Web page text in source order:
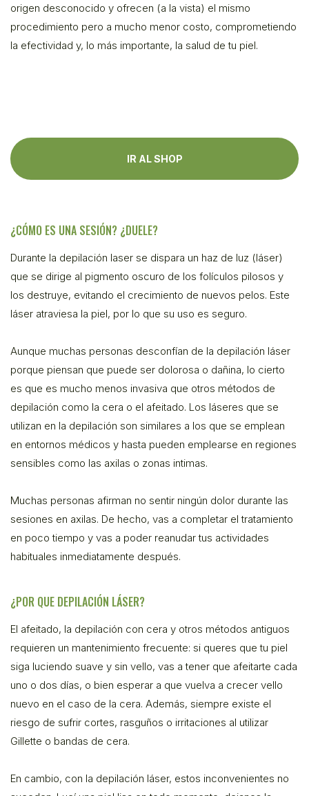
origen desconocido y ofrecen (a la vista) el mismo
procedimiento pero a mucho menor costo, comprometiendo
la efectividad y, lo más importante, la salud de tu piel.
IR AL SHOP
¿CÓMO ES UNA SESIÓN? ¿DUELE?
Durante la depilación laser se dispara un haz de luz (láser)
que se dirige al pigmento oscuro de los folículos pilosos y
los destruye, evitando el crecimiento de nuevos pelos. Este
láser atraviesa la piel, por lo que su uso es seguro.
Aunque muchas personas desconfían de la depilación láser
porque piensan que puede ser dolorosa o dañina, lo cierto
es que es mucho menos invasiva que otros métodos de
depilación como la cera o el afeitado. Los láseres que se
utilizan en la depilación son similares a los que se emplean
en entornos médicos y hasta pueden emplearse en regiones
sensibles como las axilas o zonas intimas.
Muchas personas afirman no sentir ningún dolor durante las
sesiones en axilas. De hecho, vas a completar el tratamiento
en poco tiempo y vas a poder reanudar tus actividades
habituales inmediatamente después.
¿POR QUE DEPILACIÓN LÁSER?
El afeitado, la depilación con cera y otros métodos antiguos
requieren un mantenimiento frecuente: si queres que tu piel
siga luciendo suave y sin vello, vas a tener que afeitarte cada
uno o dos días, o bien esperar a que vuelva a crecer vello
nuevo en el caso de la cera. Además, siempre existe el
riesgo de sufrir cortes, rasguños o irritaciones al utilizar
Gillette o bandas de cera.
En cambio, con la depilación láser, estos inconvenientes no